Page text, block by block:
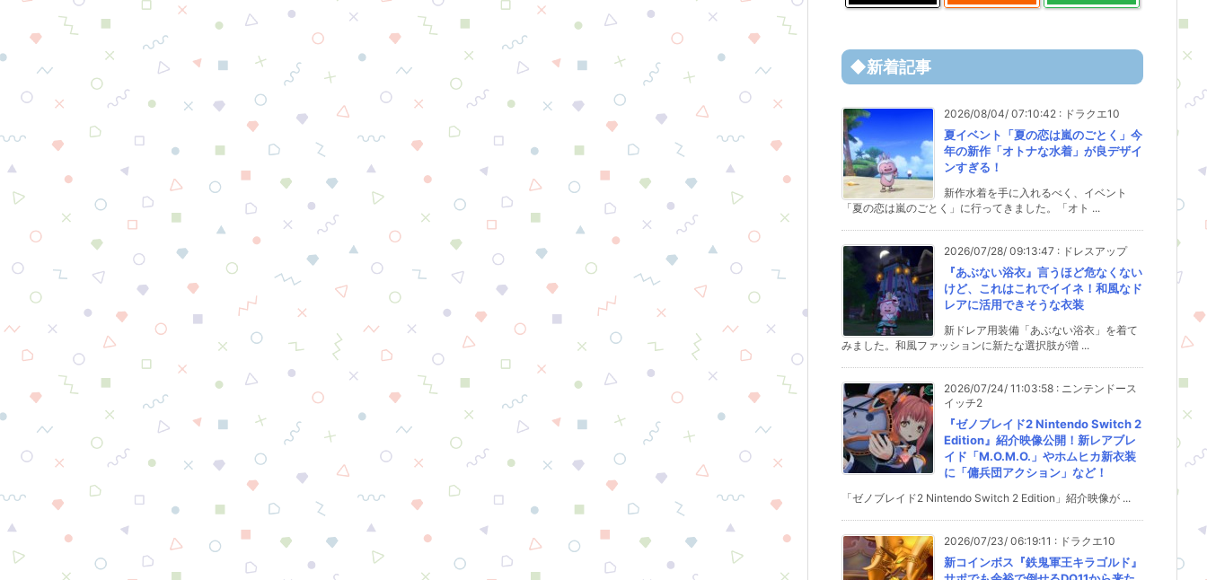
◆新着記事
2026/08/04/ 07:10:42 : ドラクエ10
夏イベント「夏の恋は嵐のごとく」今
年の新作「オトナな水着」が良デザイ
ンすぎる！
新作水着を手に入れるべく、イベント
「夏の恋は嵐のごとく」に行ってきました。「オト ...
2026/07/28/ 09:13:47 : ドレスアップ
『あぶない浴衣』言うほど危なくない
けど、これはこれでイイネ！和風なド
レアに活用できそうな衣装
新ドレア用装備「あぶない浴衣」を着て
みました。和風ファッションに新たな選択肢が増 ...
2026/07/24/ 11:03:58 : ニンテンドース
イッチ2
『ゼノブレイド2 Nintendo Switch 2
Edition』紹介映像公開！新レアブレ
イド「M.O.M.O.」やホムヒカ新衣装
に「傭兵団アクション」など！
「ゼノブレイド2 Nintendo Switch 2 Edition」紹介映像が ...
2026/07/23/ 06:19:11 : ドラクエ10
新コインボス『鉄鬼軍王キラゴルド』